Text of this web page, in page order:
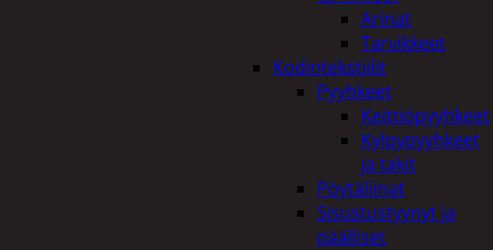
Arinat
Tarvikkeet
Kodintekstiilit
Pyyhkeet
Keittiöpyyhkeet
Kylpypyyhkeet
ja takit
Pöytäliinat
Sisustustyynyt ja
päälliset